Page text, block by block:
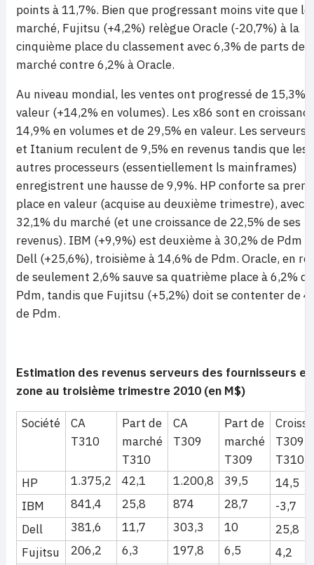
points à 11,7%. Bien que progressant moins vite que le
marché, Fujitsu (+4,2%) relègue Oracle (-20,7%) à la
cinquième place du classement avec 6,3% de parts de
marché contre 6,2% à Oracle.
Au niveau mondial, les ventes ont progressé de 15,3%
valeur (+14,2% en volumes). Les x86 sont en
14,9% en volumes et de 29,5% en valeur. Les serveurs
et Itanium reculent de 9,5% en revenus tandis que les
autres processeurs (essentiellement ls mainframes)
enregistrent une hausse de 9,9%. HP conforte sa
place en valeur (acquise au deuxième trimestre), avec
32,1% du marché (et une croissance de 22,5% de ses
revenus). IBM (+9,9%) est deuxième à 30,2% de Pdm
Dell (+25,6%), troisième à 14,6% de Pdm. Oracle, en
de seulement 2,6% sauve sa quatrième place à 6,2% de
Pdm, tandis que Fujitsu (+5,2%) doit se contenter de
de Pdm.
Estimation des revenus serveurs des fournisseurs en
zone au troisième trimestre 2010 (en M$)
Société
CA
T310
Part de
marché
T310
CA
T309
Part de
marché
T309
T309-
T310
HP
1.375,2 42,1 1.200,8 39,5
14,5
IBM
841,4 25,8 874 28,7
-3,7
Dell
381,6 11,7 303,3 10
25,8
Fujitsu
206,2 6,3 197,8 6,5
4,2